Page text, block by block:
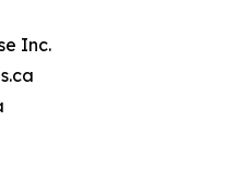
Inc.